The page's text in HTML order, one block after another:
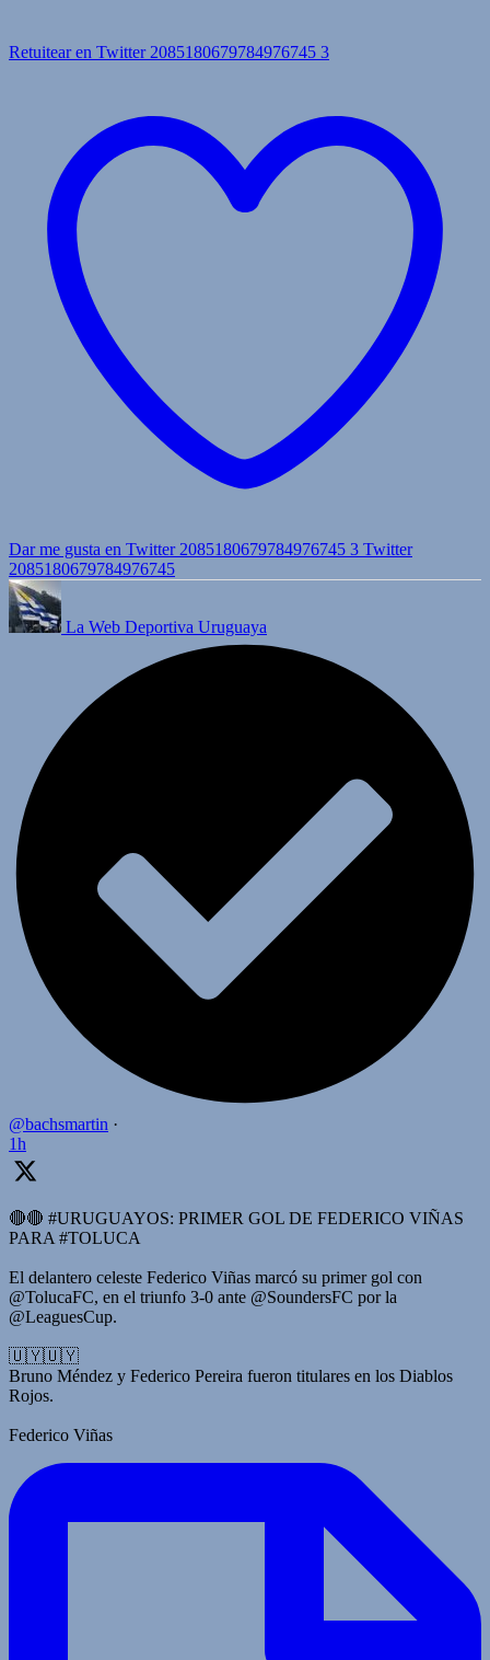
Retuitear en Twitter 2085180679784976745 3
Dar me gusta en Twitter 2085180679784976745 3 Twitter
2085180679784976745
La Web Deportiva Uruguaya
@bachsmartin ·
1h
🔴🔴 #URUGUAYOS: PRIMER GOL DE FEDERICO VIÑAS
PARA #TOLUCA
El delantero celeste Federico Viñas marcó su primer gol con
@TolucaFC, en el triunfo 3-0 ante @SoundersFC por la
@LeaguesCup.
🇺🇾🇺🇾
Bruno Méndez y Federico Pereira fueron titulares en los Diablos
Rojos.
Federico Viñas